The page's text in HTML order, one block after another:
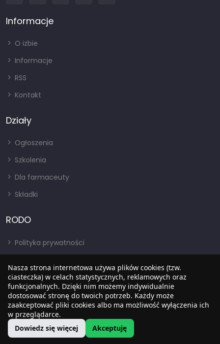
Informacje
O izbie
Informacje
RSS
Kontakt
Działy
Ogłoszenia
Szkolenia
Dla farmaceuty
Składki
RODO
Polityka prywatności
RODO
BIP
Copyright © 2022 SIA. Wszystkie prawa zastrzezone.
Nasza strona internetowa używa plików cookies (tzw.
ciasteczka) w celach statystycznych, reklamowych oraz
funkcjonalnych. Dzięki nim możemy indywidualnie
dostosować stronę do twoich potrzeb. Każdy może
zaakceptować pliki cookies albo ma możliwość wyłączenia ich
w przeglądarce.
Dowiedz się więcej
Akceptuję